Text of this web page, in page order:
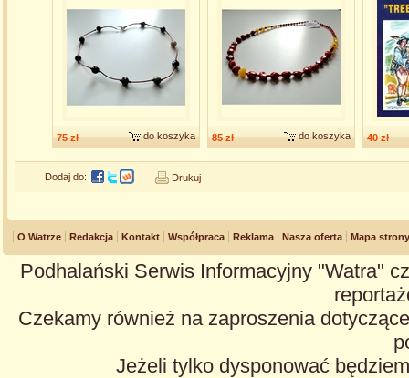
75 zł do koszyka 85 zł do koszyka 40 zł
Dodaj do: Drukuj
O Watrze Redakcja Kontakt Współpraca Reklama Nasza oferta Mapa strony
Podhalański Serwis Informacyjny "Watra"
Czekamy również na zaproszenia
Jeżeli tylko dysponować